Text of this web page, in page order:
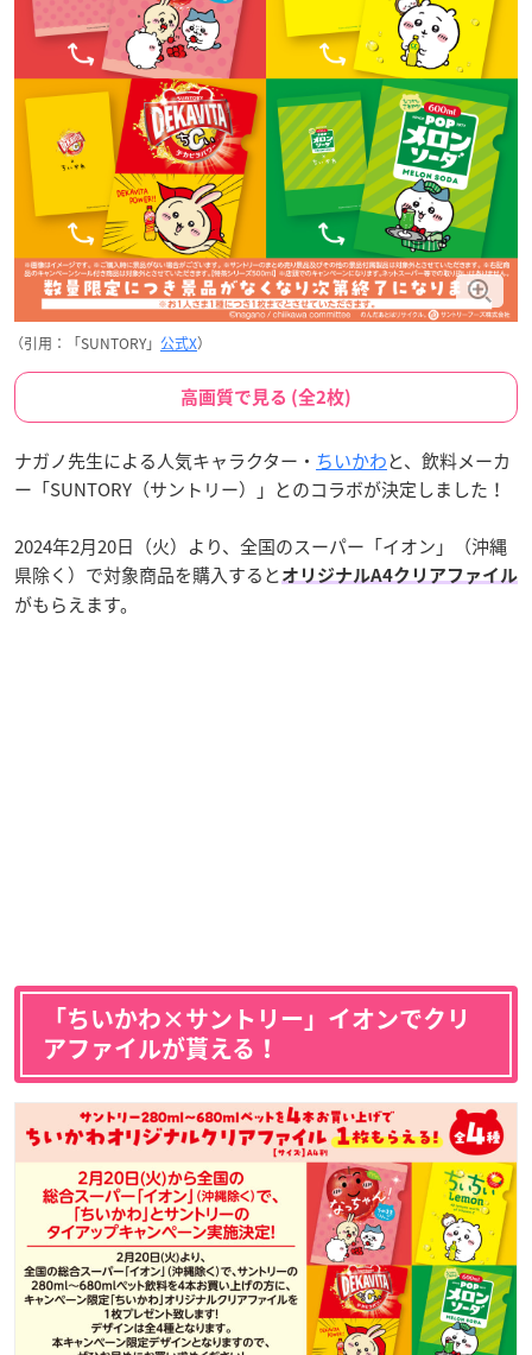
（引用：「SUNTORY」 公式X）
高画質で見る (全2枚)
ナガノ先生による人気キャラクター・ ちいかわと、飲料メーカ
ー「SUNTORY（サントリー）」とのコラボが決定しました！
2024年2月20日（火）より、全国のスーパー「イオン」（沖縄
県除く）で対象商品を購入すると オリジナルA4クリアファイル
がもらえます。
「ちいかわ×サントリー」イオンでクリ
アファイルが貰える！